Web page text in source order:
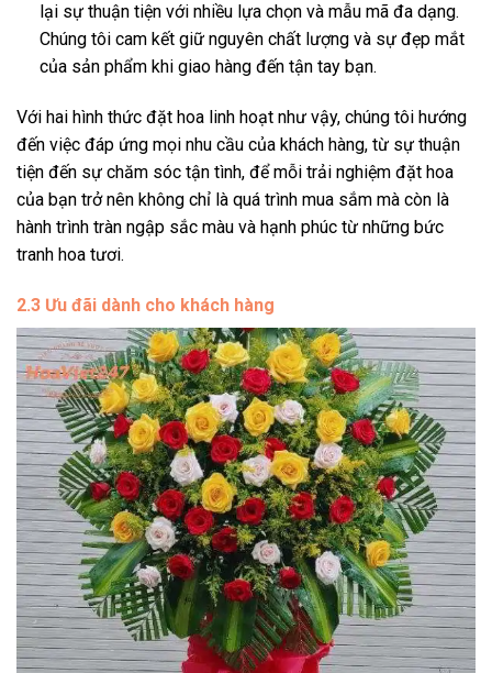
lại sự thuận tiện với nhiều lựa chọn và mẫu mã đa dạng.
Chúng tôi cam kết giữ nguyên chất lượng và sự đẹp mắt
của sản phẩm khi giao hàng đến tận tay bạn.
Với hai hình thức đặt hoa linh hoạt như vậy, chúng tôi hướng
đến việc đáp ứng mọi nhu cầu của khách hàng, từ sự thuận
tiện đến sự chăm sóc tận tình, để mỗi trải nghiệm đặt hoa
của bạn trở nên không chỉ là quá trình mua sắm mà còn là
hành trình tràn ngập sắc màu và hạnh phúc từ những bức
tranh hoa tươi.
2.3 Ưu đãi dành cho khách hàng